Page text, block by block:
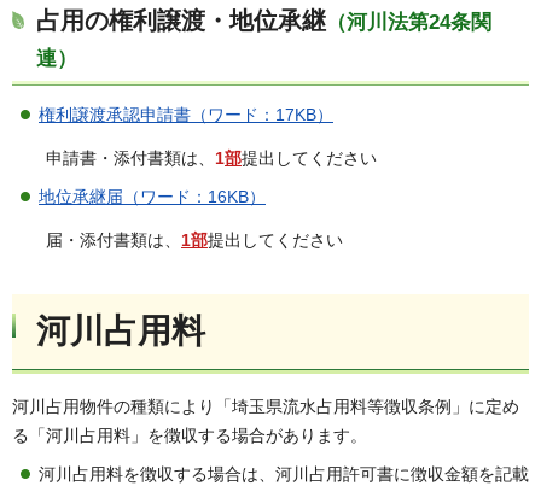
占用の権利譲渡・地位承継 （河川法第24条関
連）
権利譲渡承認申請書（ワード：17KB）
申請書・添付書類は、 1部提出してください
地位承継届（ワード：16KB）
届・添付書類は、 1部提出してください
河川 占用料
河川占用物件の種類により「埼玉県流水占用料等徴収条例」に定め
る「河川占用料」を徴収する場合があります。
河川占用料を徴収する場合は、河川占用許可書に徴収金額を記載